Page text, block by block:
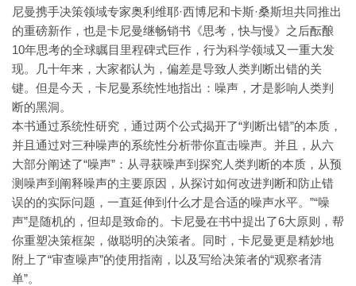
尼曼携手决策领域专家奥利维耶·西博尼和卡斯·桑斯坦共同推出
的重磅新作，也是卡尼曼继畅销书《思考，快与慢》之后酝酿
10年思考的全球瞩目里程碑式巨作，行为科学领域又一重大发
现。几十年来，大家都认为，偏差是导致人类判断出错的关
键。但是今天，卡尼曼系统性地指出：噪声，才是影响人类判
断的黑洞。
本书通过系统性研究，通过两个公式揭开了“判断出错”的本质，
并且通过对三种噪声的系统性分析带你直击噪声。并且，从六
大部分阐述了“噪声”：从寻获噪声到探究人类判断的本质，从预
测噪声到阐释噪声的主要原因，从探讨如何改进判断和防止错
误的的实际问题，一直延伸到什么才是合适的噪声水平。”“噪
声”是随机的，但却是致命的。卡尼曼在书中提出了6大原则，帮
你重塑决策框架，做聪明的决策者。同时，卡尼曼更是精妙地
附上了“审查噪声”的使用指南，以及写给决策者的“观察者清
单”。